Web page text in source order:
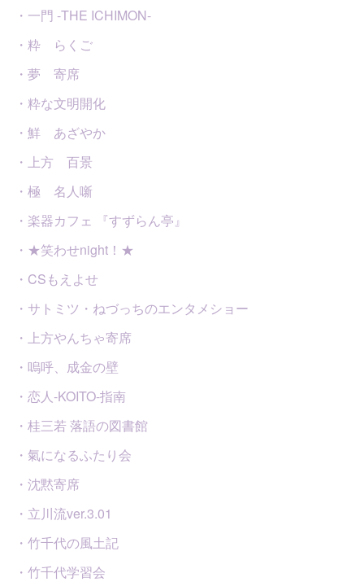
・一門 -THE ICHIMON-
・粋 らくご
・夢 寄席
・粋な文明開化
・鮮 あざやか
・上方 百景
・極 名人噺
・楽器カフェ 『すずらん亭』
・★笑わせnight！★
・CSもえよせ
・サトミツ・ねづっちのエンタメショー
・上方やんちゃ寄席
・嗚呼、成金の壁
・恋人-KOITO-指南
・桂三若 落語の図書館
・氣になるふたり会
・沈黙寄席
・立川流ver.3.01
・竹千代の風土記
・竹千代学習会